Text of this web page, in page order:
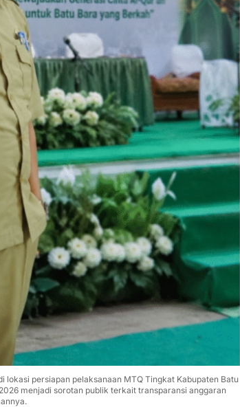
lokasi persiapan pelaksanaan MTQ Tingkat Kabupaten Batu
menjadi sorotan publik terkait transparansi anggaran